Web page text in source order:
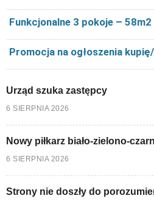
Funkcjonalne 3 pokoje –
Promocja na ogłoszenia
Urząd szuka zastępcy
6 SIERPNIA 2026
Nowy piłkarz biało-zielono-
6 SIERPNIA 2026
Strony nie doszły do